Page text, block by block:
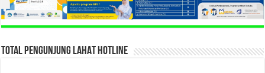
TOTAL PENGUNJUNG LAHAT HOTLINE